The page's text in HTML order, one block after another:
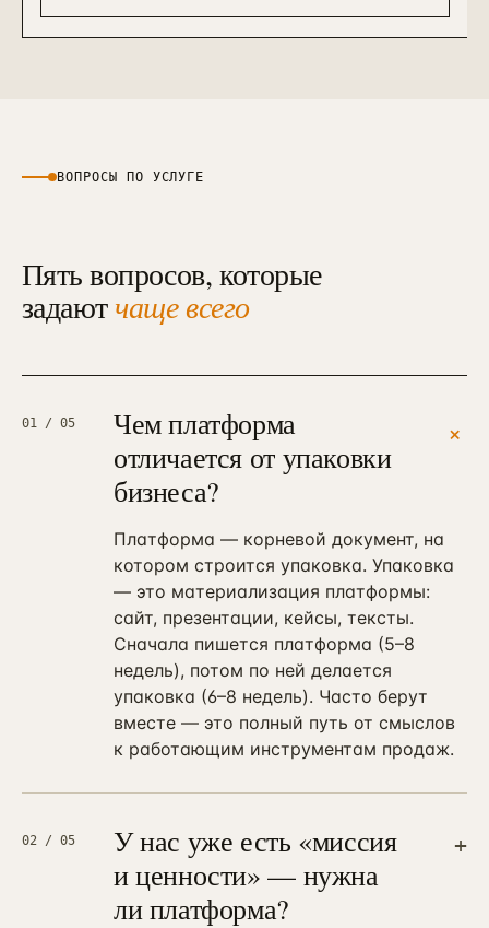
ВОПРОСЫ ПО УСЛУГЕ
Пять вопросов, которые
задаютчаще всего
01 / 05
Чем платформа
отличается от упаковки
бизнеса?
+
Платформа — корневой документ, на
котором строится упаковка. Упаковка
— это материализация платформы:
сайт, презентации, кейсы, тексты.
Сначала пишется платформа (5–8
недель), потом по ней делается
упаковка (6–8 недель). Часто берут
вместе — это полный путь от смыслов
к работающим инструментам продаж.
02 / 05
У нас уже есть «миссия
и ценности» — нужна
ли платформа?
+